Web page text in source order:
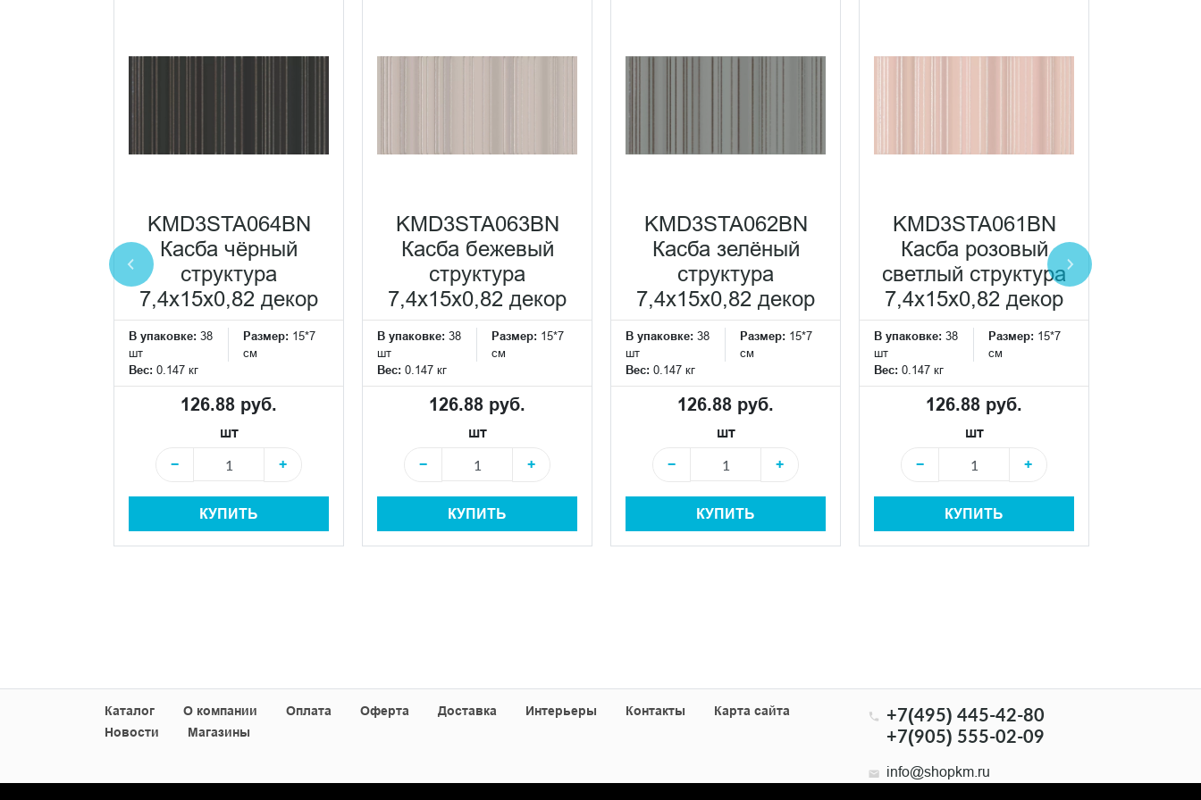
KMD3STA064BN
Касба чёрный
структура
7,4x15x0,82 декор
В упаковке: 38
шт
Размер: 15*7
см
Вес: 0.147 кг
126.88 руб.
шт
−
+
КУПИТЬ
KMD3STA063BN
Касба бежевый
структура
7,4x15x0,82 декор
В упаковке: 38
шт
Размер: 15*7
см
Вес: 0.147 кг
126.88 руб.
шт
−
+
КУПИТЬ
KMD3STA062BN
Касба зелёный
структура
7,4x15x0,82 декор
В упаковке: 38
шт
Размер: 15*7
см
Вес: 0.147 кг
126.88 руб.
шт
−
+
КУПИТЬ
KMD3STA061BN
Касба розовый
светлый структура
7,4x15x0,82 декор
В упаковке: 38
шт
Размер: 15*7
см
Вес: 0.147 кг
126.88 руб.
шт
−
+
КУПИТЬ
Каталог О компании Оплата Оферта Доставка Интерьеры Контакты
Карта сайта
Новости
Магазины
+7(495) 445-42-80
+7(905) 555-02-09
info@shopkm.ru